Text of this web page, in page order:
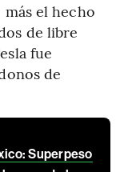
más el hecho
de libre
fue
de
Superpeso